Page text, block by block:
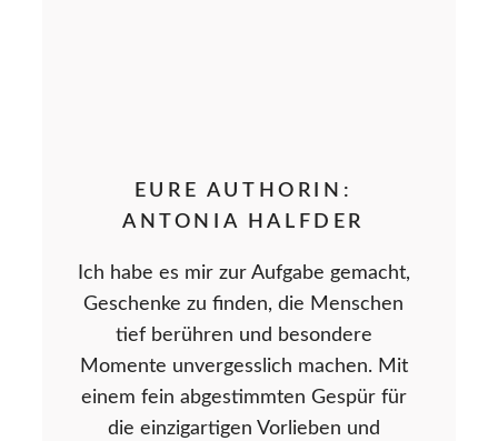
EURE AUTHORIN:
ANTONIA HALFDER
Ich habe es mir zur Aufgabe gemacht,
Geschenke zu finden, die Menschen
tief berühren und besondere
Momente unvergesslich machen. Mit
einem fein abgestimmten Gespür für
die einzigartigen Vorlieben und